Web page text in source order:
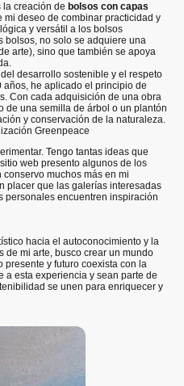
la creación de bolsos con capas
mi deseo de combinar practicidad y
y versátil a los bolsos
bolsos, no solo se adquiere una
arte), sino que también se apoya
desarrollo sostenible y el respeto
he aplicado el principio de
Con cada adquisición de una obra
de una semilla de árbol o un plantón
y conservación de la naturaleza.
Greenpeace
Tengo tantas ideas que
web presento algunos de los
muchos más en mi
placer que las galerías interesadas
personales encuentren inspiración
hacia el autoconocimiento y la
de mi arte, busco crear un mundo
y futuro coexista con la
a esta experiencia y sean parte de
se unen para enriquecer y